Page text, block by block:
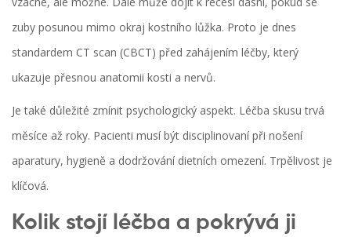
zuby posunou mimo okraj kostního lůžka. Proto je dnes
standardem CT scan (CBCT) před zahájením léčby, který
ukazuje přesnou anatomii kosti a nervů.
Je také důležité zmínit psychologický aspekt. Léčba skusu trvá
měsíce až roky. Pacienti musí být disciplinovaní při nošení
aparatury, hygieně a dodržování dietních omezení. Trpělivost je
klíčová.
Kolik stojí léčba a pokrývá ji